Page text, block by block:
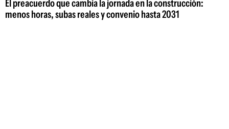
El preacuerdo que cambia la jornada en la construcción:
menos horas, subas reales y convenio hasta 2031